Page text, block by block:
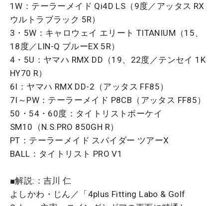
1W：テーラーメイド Qi4D LS（9度／アッタス RX
ウルトラブラック 5R）
3・5W：キャロウェイ エリート TITANIUM（15、
18度／LIN-Q ブルーEX 5R）
4・5U：ヤマハ RMX DD（19、22度／テンセイ 1K
HY70 R）
6I：ヤマハ RMX DD-2（アッタス FF85）
7I～PW：テーラーメイド P8CB（ アッタス FF85）
50・54・60度：タイトリストボーケイ
SM10（N.S.PRO 850GH R）
PT：テーラーメイド スパイダー ツアーX
BALL：タイトリスト PRO V1
■解説:：吉川 仁
よしかわ・じん／「4plus Fitting Labo & Golf